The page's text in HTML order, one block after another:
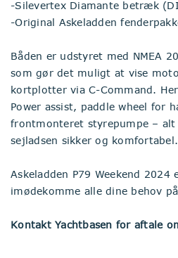
-Silevertex Diamante betræk
-Original Askeladden
Båden er udstyret med NMEA
som gør det muligt at vise
kortplotter via C-Command.
Power assist, paddle wheel for
frontmonteret styrepumpe –
sejladsen sikker og komfortabel.
Askeladden P79 Weekend
imødekomme alle dine behov
Kontakt Yachtbasen for aftale